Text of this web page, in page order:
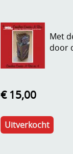
Met
door
€ 15,00
Uitverkocht